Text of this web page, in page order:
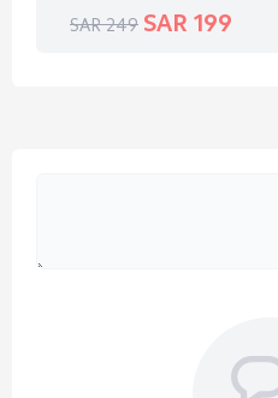
199 SAR
249 SAR